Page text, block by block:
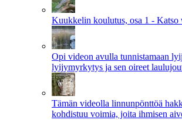
Kuukkelin koulutus, osa 1 - Katso
Opi videon avulla tunnistamaan
lyijymyrkytys ja sen oireet
Tämän videolla linnunpönttöä
kohdistuu voimia, joita ihmisen